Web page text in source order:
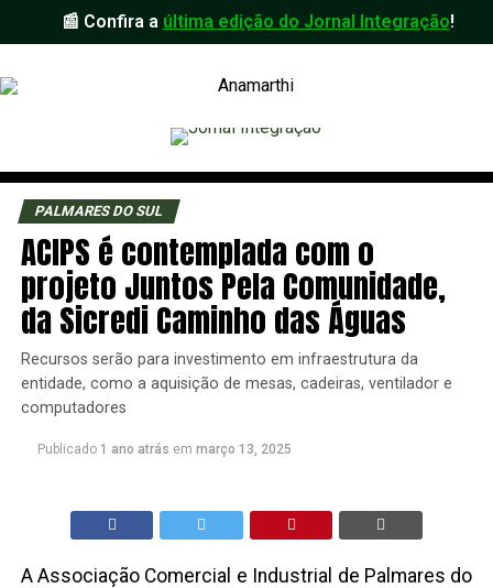
📰 Confira a última edição do Jornal Integração!
PALMARES DO SUL
ACIPS é contemplada com o
projeto Juntos Pela Comunidade,
da Sicredi Caminho das Águas
Recursos serão para investimento em infraestrutura da
entidade, como a aquisição de mesas, cadeiras, ventilador e
computadores
Publicado 1 ano atrás em março 13, 2025
A Associação Comercial e Industrial de Palmares do